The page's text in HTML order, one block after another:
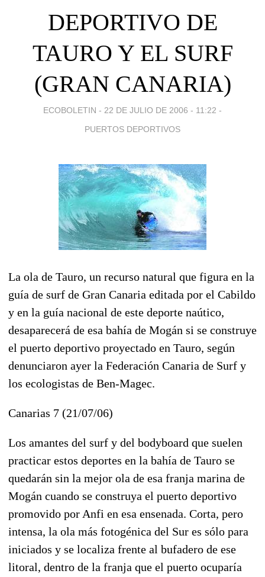
DEPORTIVO DE
TAURO Y EL SURF
(GRAN CANARIA)
ECOBOLETIN - 22 DE JULIO DE 2006 - 11:22 -
PUERTOS DEPORTIVOS
La ola de Tauro, un recurso natural que figura en la
guía de surf de Gran Canaria editada por el Cabildo
y en la guía nacional de este deporte naútico,
desaparecerá de esa bahía de Mogán si se construye
el puerto deportivo proyectado en Tauro, según
denunciaron ayer la Federación Canaria de Surf y
los ecologistas de Ben-Magec.
Canarias 7 (21/07/06)
Los amantes del surf y del bodyboard que suelen
practicar estos deportes en la bahía de Tauro se
quedarán sin la mejor ola de esa franja marina de
Mogán cuando se construya el puerto deportivo
promovido por Anfi en esa ensenada. Corta, pero
intensa, la ola más fotogénica del Sur es sólo para
iniciados y se localiza frente al bufadero de ese
litoral, dentro de la franja que el puerto ocuparía